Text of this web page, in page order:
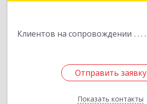
Клиентов на сопровождении
Отправить заявку
Показать контакты
Отправить заявку
Назад